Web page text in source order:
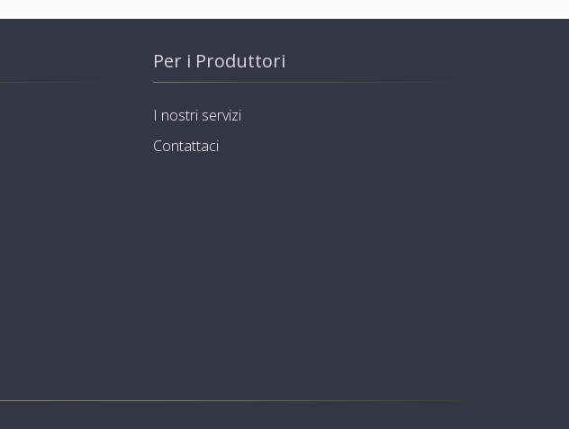
Per i Produttori
I nostri servizi
Contattaci